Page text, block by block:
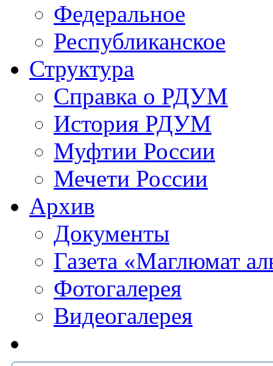
Федеральное
Республиканское
Структура
Справка о РДУМ
История РДУМ
Муфтии России
Мечети России
Архив
Документы
Газета «Маглюмат
Фотогалерея
Видеогалерея